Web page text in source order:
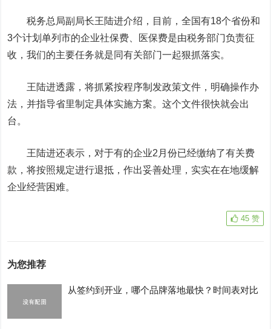
税务总局副局长王陆进介绍，目前，全国有18个省份和
3个计划单列市的企业社保费、医保费是由税务部门负责征
收，我们的主要任务就是同有关部门一起狠抓落实。
王陆进透露，将抓紧按程序制发政策文件，明确操作办
法，并指导省里制定具体实施方案。这个文件很快就会出
台。
王陆进还表示，对于有的企业2月份已经缴纳了有关费
款，将按照规定进行退抵，作出妥善处理，实实在在地缓解
企业经营困难。
45 赞
为您推荐
从签约到开业，哪个品牌落地最快？时间表对比